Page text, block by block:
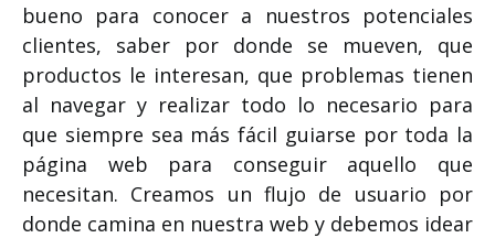
bueno para conocer a nuestros potenciales
clientes, saber por donde se mueven, que
productos le interesan, que problemas tienen
al navegar y realizar todo lo necesario para
que siempre sea más fácil guiarse por toda la
página web para conseguir aquello que
necesitan. Creamos un flujo de usuario por
donde camina en nuestra web y debemos idear